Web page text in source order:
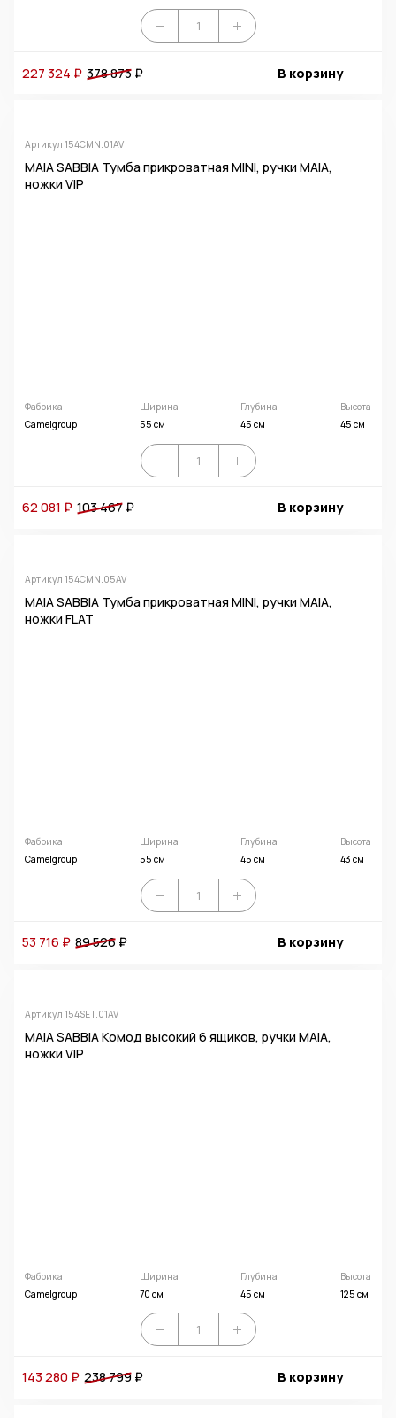
227 324 ₽ 378 873₽ В корзину
Артикул 154CMN.01AV
MAIA SABBIA Тумба прикроватная MINI, ручки MAIA,
ножки VIP
Фабрика
Camelgroup
Ширина
55 см
Глубина
45 см
Высота
45 см
62 081 ₽ 103 467₽ В корзину
Артикул 154CMN.05AV
MAIA SABBIA Тумба прикроватная MINI, ручки MAIA,
ножки FLAT
Фабрика
Camelgroup
Ширина
55 см
Глубина
45 см
Высота
43 см
53 716 ₽ 89 526₽ В корзину
Артикул 154SET.01AV
MAIA SABBIA Комод высокий 6 ящиков, ручки MAIA,
ножки VIP
Фабрика
Camelgroup
Ширина
70 см
Глубина
45 см
Высота
125 см
143 280 ₽ 238 799₽ В корзину